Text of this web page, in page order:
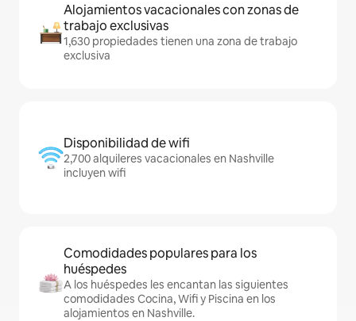
Alojamientos vacacionales con zonas de
trabajo exclusivas
1,630 propiedades tienen una zona de trabajo
exclusiva
Disponibilidad de wifi
2,700 alquileres vacacionales en Nashville
incluyen wifi
Comodidades populares para los
huéspedes
A los huéspedes les encantan las siguientes
comodidades Cocina, Wifi y Piscina en los
alojamientos en Nashville.